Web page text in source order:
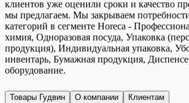
клиентов уже оценили сроки и качество
мы предлагаем. Мы закрываем
категорий в сегменте Horeca -
химия, Одноразовая посуда, Упаковка
продукция), Индивидуальная упаковка,
инвентарь, Бумажная продукция,
оборудование.
Товары Гудвин О компании Клиентам